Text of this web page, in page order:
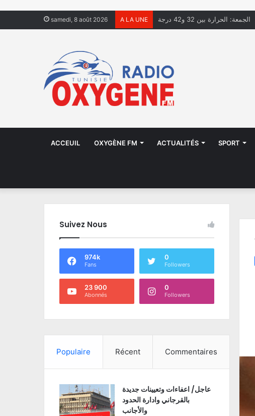
samedi, 8 août 2026 A LA UNE الجمعة: الحرارة بين 32 و42 درجة
ACCEUIL OXYGÈNE FM ACTUALITÉS SPORT
Suivez Nous
974k
Fans
0
Followers
23 900
Abonnés
0
Followers
Populaire Récent Commentaires
عاجل/ اعفاءات وتعيينات جديدة
بالقرجاني وادارة الحدود
والأجانب